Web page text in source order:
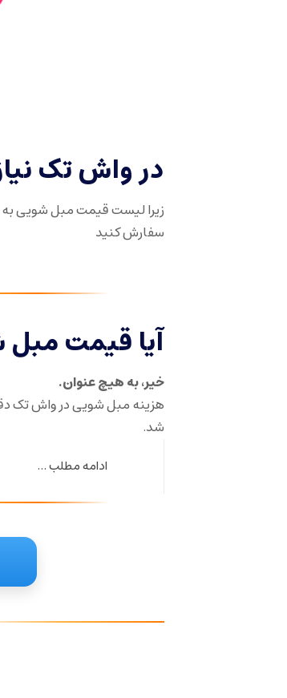
در واش تک
زیرا لیست قیمت مبل شویی
سفارش کنید
آیا قیمت
خیر، به هیچ عنوان.
هزینه مبل شویی در واش تک
شد.
ادامه مطلب ...